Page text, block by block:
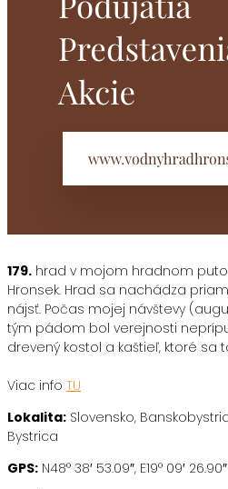
179. hrad v mojom hradnom
Hronsek. Hrad sa nachádza
nájsť. Počas mojej návštevy
tým pádom bol verejnosti
drevený kostol a kaštieľ, ktoré sa
Viac info TU
Lokalita: Slovensko,
Bystrica
GPS: N48° 38′ 53.09″, E19° 09′ 26.90″